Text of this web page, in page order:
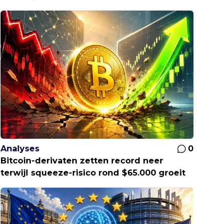
Analyses
0
Bitcoin-derivaten zetten record neer
terwijl squeeze-risico rond $65.000 groeit